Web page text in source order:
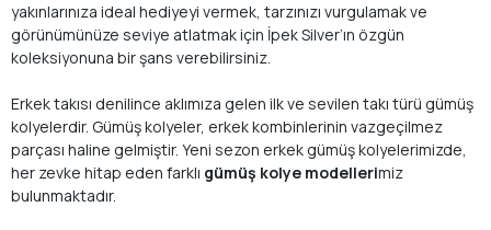
yakınlarınıza ideal hediyeyi vermek, tarzınızı vurgulamak ve
görünümünüze seviye atlatmak için İpek Silver’ın özgün
koleksiyonuna bir şans verebilirsiniz.
Erkek takısı denilince aklımıza gelen ilk ve sevilen takı türü gümüş
kolyelerdir. Gümüş kolyeler, erkek kombinlerinin vazgeçilmez
parçası haline gelmiştir. Yeni sezon erkek gümüş kolyelerimizde,
her zevke hitap eden farklı gümüş kolye modellerimiz
bulunmaktadır.